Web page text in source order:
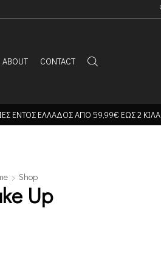
ABOUT CONTACT
ΕΝΤΟΣ ΕΛΛΑΔΟΣ ΑΠΟ 59,99€ ΕΩΣ 2 ΚΙΛΑ
Shop
Up